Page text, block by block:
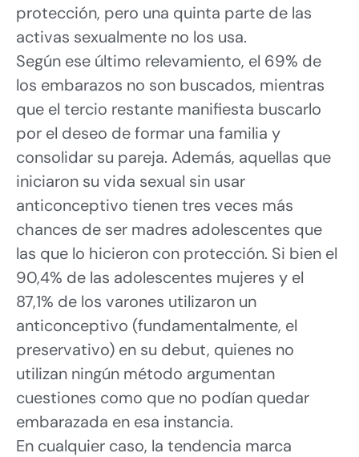
protección, pero una quinta parte de las
activas sexualmente no los usa.
Según ese último relevamiento, el 69% de
los embarazos no son buscados, mientras
que el tercio restante manifiesta buscarlo
por el deseo de formar una familia y
consolidar su pareja. Además, aquellas que
iniciaron su vida sexual sin usar
anticonceptivo tienen tres veces más
chances de ser madres adolescentes que
las que lo hicieron con protección. Si bien el
90,4% de las adolescentes mujeres y el
87,1% de los varones utilizaron un
anticonceptivo (fundamentalmente, el
preservativo) en su debut, quienes no
utilizan ningún método argumentan
cuestiones como que no podían quedar
embarazada en esa instancia.
En cualquier caso, la tendencia marca